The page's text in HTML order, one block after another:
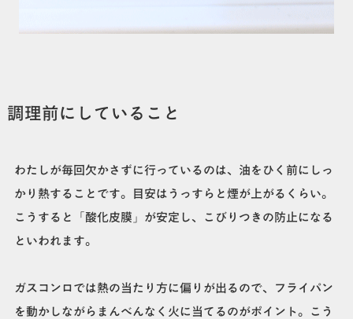
調理前にしていること
わたしが毎回欠かさずに行っているのは、油をひく前にしっ
かり熱することです。目安はうっすらと煙が上がるくらい。
こうすると「酸化皮膜」が安定し、こびりつきの防止になる
といわれます。
ガスコンロでは熱の当たり方に偏りが出るので、フライパン
を動かしながらまんべんなく火に当てるのがポイント。こう